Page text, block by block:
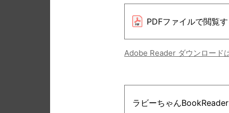
PDFファイルで閲覧
Adobe Reader ダウンロード
ラビーちゃん